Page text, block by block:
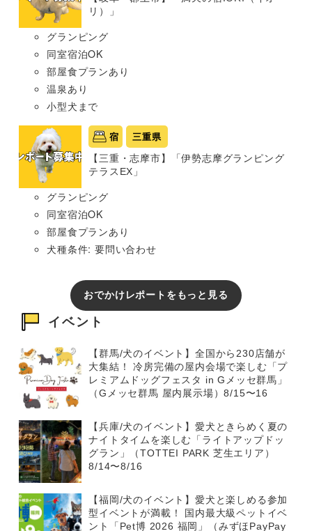
リ）」
グランピング
同室宿泊OK
部屋食プランあり
温泉あり
小型犬まで
宿 三重県
【三重・志摩市】「伊勢志摩グランピング
テラスEX」
グランピング
同室宿泊OK
部屋食プランあり
犬種条件: 要問い合わせ
おでかけレポートをもっと見る
イベント
【群馬/犬のイベント】全国から230店舗が
大集結！ 冷房完備の屋内会場で楽しむ「プ
レミアムドッグフェスタ in Gメッセ群馬」
（Gメッセ群馬 屋内展示場）8/15〜16
【兵庫/犬のイベント】愛犬ときらめく夏の
ナイトタイムを楽しむ「ライトアップドッ
グラン」（TOTTEI PARK 芝生エリア）
8/14〜8/16
【福岡/犬のイベント】愛犬と楽しめる参加
型イベントが満載！ 国内最大級ペットイベ
ント「Pet博 2026 福岡」（みずほPayPay